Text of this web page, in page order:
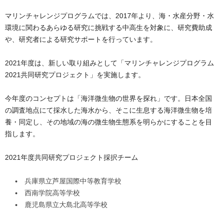
マリンチャレンジプログラムでは、2017年より、海・水産分野・水
環境に関わるあらゆる研究に挑戦する中高生を対象に、研究費助成
や、研究者による研究サポートを行っています。
2021年度は、新しい取り組みとして「マリンチャレンジプログラム
2021共同研究プロジェクト」を実施します。
今年度のコンセプトは「海洋微生物の世界を探れ」です。日本全国
の調査地点にて採水した海水から、そこに生息する海洋微生物を培
養・同定し、その地域の海の微生物生態系を明らかにすることを目
指します。
2021年度共同研究プロジェクト採択チーム
兵庫県立芦屋国際中等教育学校
西南学院高等学校
鹿児島県立大島北高等学校